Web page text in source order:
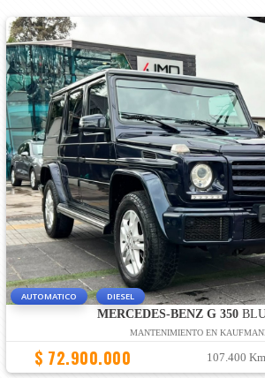
AUTOMATICO DIESEL
MERCEDES-BENZ G 350
MANTENIMIENTO EN
$ 72.900.000 107.400 Km